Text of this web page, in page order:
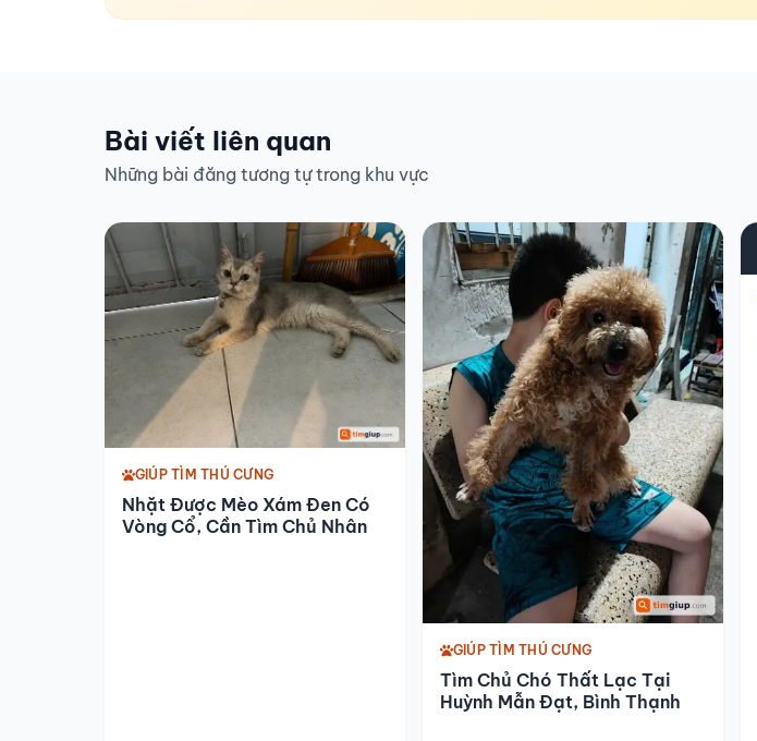
Bài viết liên quan
Những bài đăng tương tự trong khu vực
GIÚP TÌM THÚ CƯNG
Nhặt Được Mèo Xám Đen Có
Vòng Cổ, Cần Tìm Chủ Nhân
GIÚP TÌM THÚ CƯNG
Tìm Chủ Chó Thất Lạc Tại
Huỳnh Mẫn Đạt, Bình Thạnh